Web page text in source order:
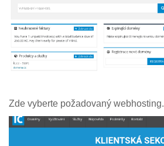
Zde vyberte požadovaný webhosting.